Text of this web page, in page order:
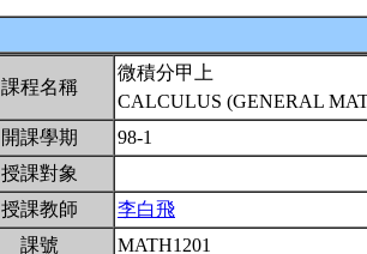
課程名稱
微積分甲上
CALCULUS (GENERAL
開課學期
98-1
授課對象
授課教師
李白飛
課號
MATH1201